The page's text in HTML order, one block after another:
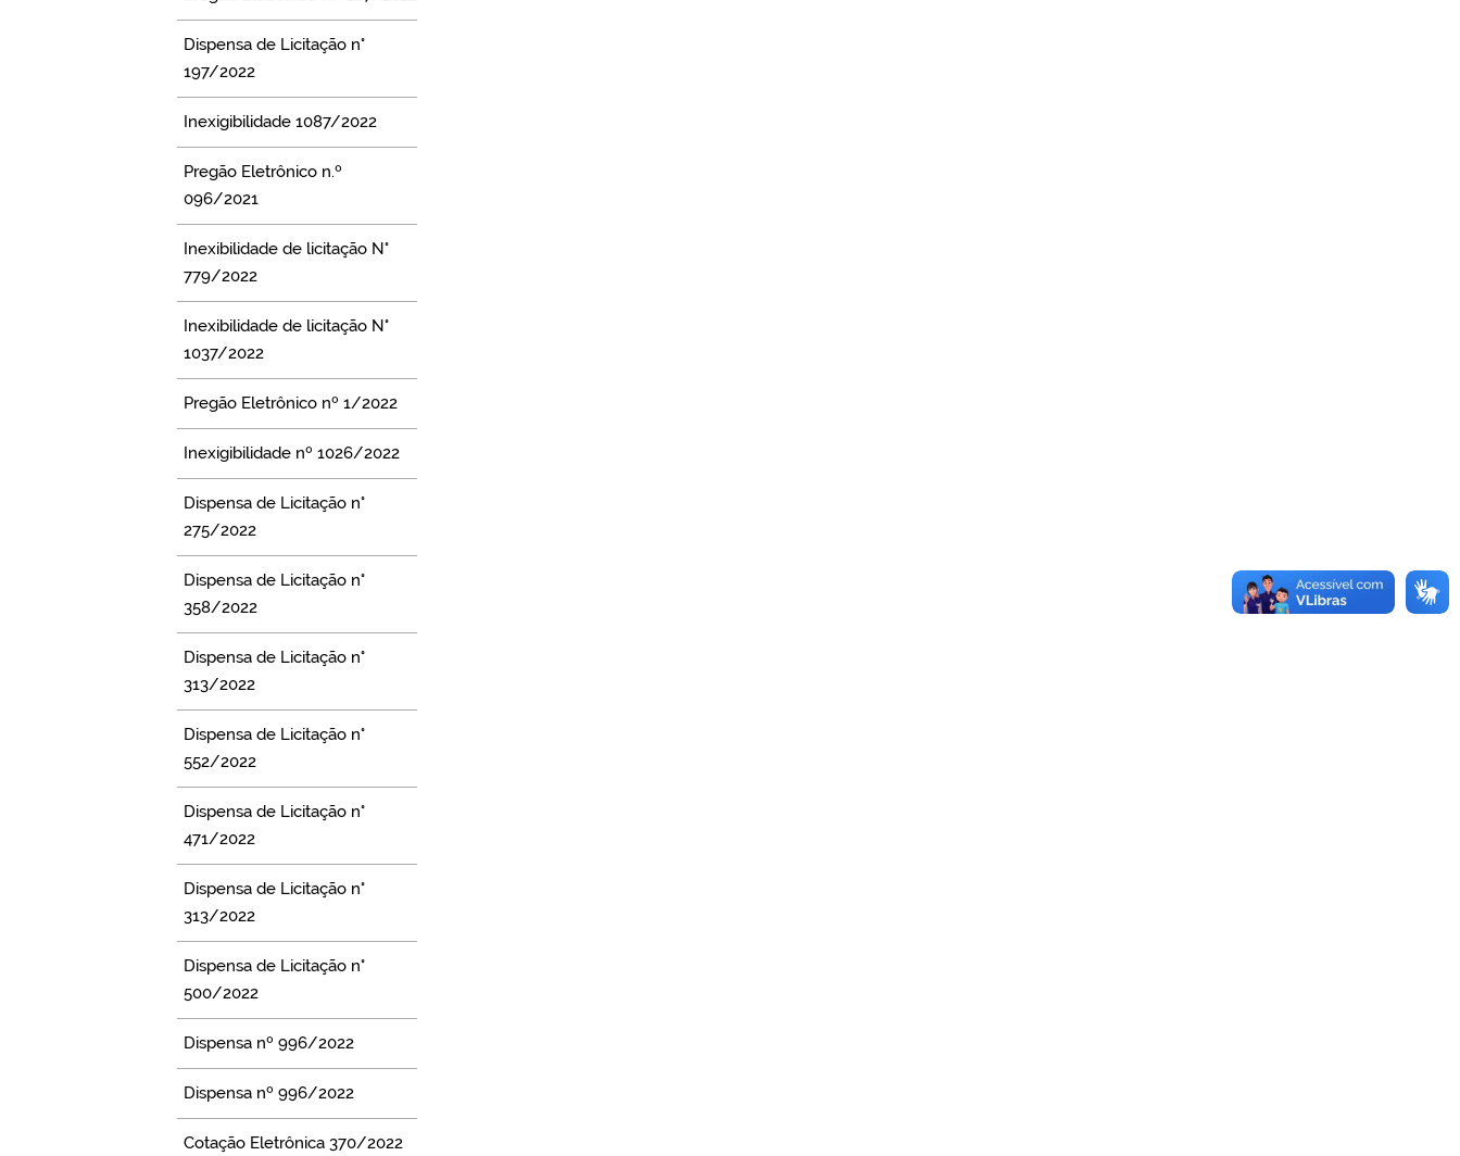
Dispensa de Licitação n°
197/2022
Inexigibilidade 1087/2022
Pregão Eletrônico n.º
096/2021
Inexibilidade de licitação N°
779/2022
Inexibilidade de licitação N°
1037/2022
Pregão Eletrônico nº 1/2022
Inexigibilidade nº 1026/2022
Dispensa de Licitação n°
275/2022
Dispensa de Licitação n°
358/2022
Dispensa de Licitação n°
313/2022
Dispensa de Licitação n°
552/2022
Dispensa de Licitação n°
471/2022
Dispensa de Licitação n°
313/2022
Dispensa de Licitação n°
500/2022
Dispensa nº 996/2022
Dispensa nº 996/2022
Cotação Eletrônica 370/2022